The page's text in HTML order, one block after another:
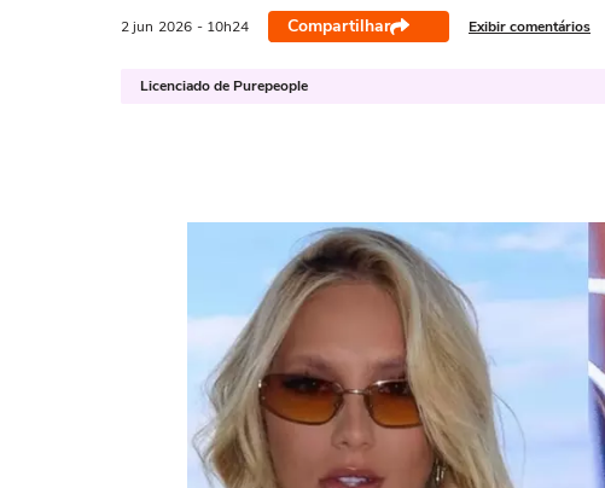
2 jun 2026 - 10h24 Compartilhar Exibir comentários
Licenciado de Purepeople